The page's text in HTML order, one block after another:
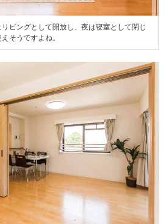
ビングとして開放し、夜は寝室として閉じ
そうですよね。